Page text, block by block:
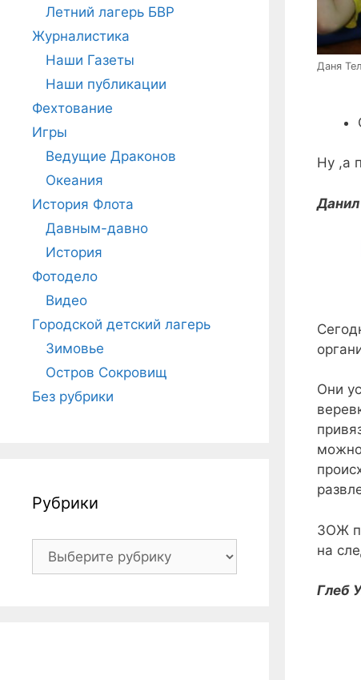
Даня
Ну ,а
Они
ЗОЖ
на
Глеб
Летний лагерь БВР
Журналистика
Наши Газеты
Наши публикации
Фехтование
Игры
Ведущие Драконов
Океания
История Флота
Давным-давно
История
Фотодело
Видео
Городской детский лагерь
Зимовье
Остров Сокровищ
Без рубрики
Рубрики
Рубрики